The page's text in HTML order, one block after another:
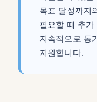
목표 달성까지
필요할 때 추가
지속적으로 동
지원합니다.